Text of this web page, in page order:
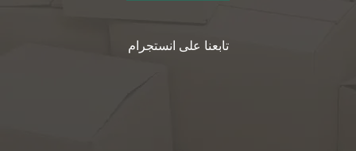
تابعنا على انستجرام